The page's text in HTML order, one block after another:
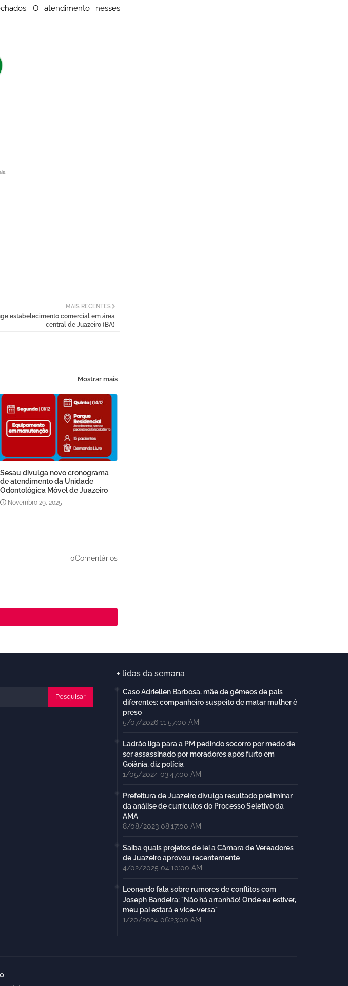
O atendimento nesses
MAIS RECENTES
estabelecimento comercial em área
central de Juazeiro (BA)
Mostrar mais
Sesau divulga novo cronograma
de atendimento da Unidade
Odontológica Móvel de Juazeiro
Novembro 29, 2025
0Comentários
+ lidas da semana
Caso Adriellen Barbosa, mãe de gêmeos de pais
diferentes: companheiro suspeito de matar mulher é
preso
5/07/2026 11:57:00 AM
Ladrão liga para a PM pedindo socorro por medo de
ser assassinado por moradores após furto em
Goiânia, diz polícia
1/05/2024 03:47:00 AM
Prefeitura de Juazeiro divulga resultado preliminar
da análise de currículos do Processo Seletivo da
AMA
8/08/2023 08:17:00 AM
Saiba quais projetos de lei a Câmara de Vereadores
de Juazeiro aprovou recentemente
4/02/2025 04:10:00 AM
Leonardo fala sobre rumores de conflitos com
Joseph Bandeira: "Não há arranhão! Onde eu estiver,
meu pai estará e vice-versa"
1/20/2024 06:23:00 AM